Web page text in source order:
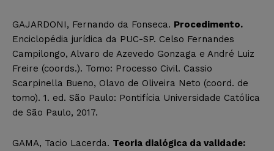
GAJARDONI, Fernando da Fonseca. Procedimento.
Enciclopédia jurídica da PUC-SP. Celso Fernandes
Campilongo, Alvaro de Azevedo Gonzaga e André Luiz
Freire (coords.). Tomo: Processo Civil. Cassio
Scarpinella Bueno, Olavo de Oliveira Neto (coord. de
tomo). 1. ed. São Paulo: Pontifícia Universidade Católica
de São Paulo, 2017.
GAMA, Tacio Lacerda. Teoria dialógica da validade: